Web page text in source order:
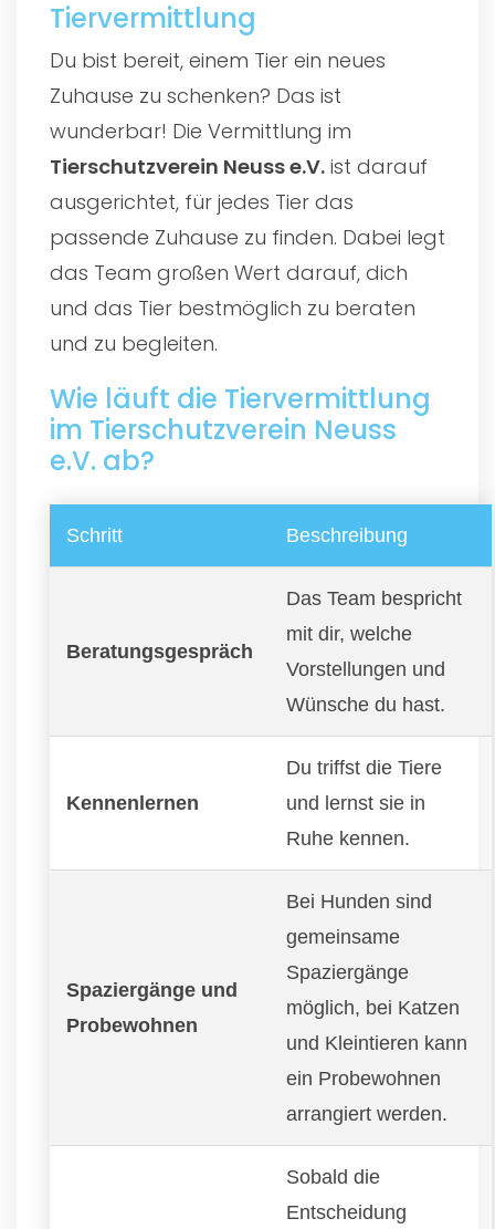
Tiervermittlung
Du bist bereit, einem Tier ein neues
Zuhause zu schenken? Das ist
wunderbar! Die Vermittlung im
Tierschutzverein Neuss e.V. ist darauf
ausgerichtet, für jedes Tier das
passende Zuhause zu finden. Dabei legt
das Team großen Wert darauf, dich
und das Tier bestmöglich zu beraten
und zu begleiten.
Wie läuft die Tiervermittlung
im Tierschutzverein Neuss
e.V. ab?
Schritt Beschreibung
Beratungsgespräch
Das Team bespricht
mit dir, welche
Vorstellungen und
Wünsche du hast.
Kennenlernen
Du triffst die Tiere
und lernst sie in
Ruhe kennen.
Spaziergänge und
Probewohnen
Bei Hunden sind
gemeinsame
Spaziergänge
möglich, bei Katzen
und Kleintieren kann
ein Probewohnen
arrangiert werden.
Sobald die
Entscheidung